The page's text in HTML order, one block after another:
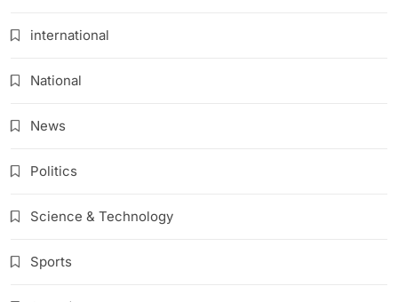
international
National
News
Politics
Science & Technology
Sports